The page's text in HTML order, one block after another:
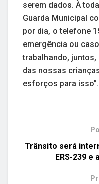
serem dados. À
Guarda Municipal
por dia, o telefone
emergência ou
trabalhando,
das nossas
esforços para isso”.
Trânsito será
ERS-239 e